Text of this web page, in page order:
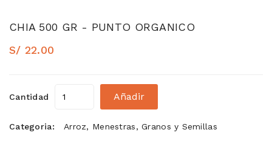
CHIA 500 GR - PUNTO ORGANICO
S/ 22.00
Cantidad Añadir
Categoria: Arroz, Menestras, Granos y Semillas